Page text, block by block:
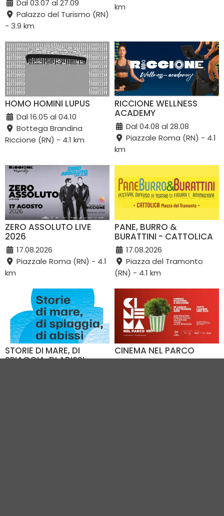
Dal 03.07 al 27.09
Palazzo del Turismo (RN)
- 3.9 km
km
HOMO HOMINI LUPUS
Dal 16.05 al 04.10
Bottega Brandina
Riccione (RN) - 4.1 km
RICCIONE WELLNESS
ACADEMY
Dal 04.08 al 28.08
Piazzale Roma (RN) - 4.1
km
ZERO ASSOLUTO LIVE
2026
17.08.2026
Piazzale Roma (RN) - 4.1
km
PANE, BURRO &
BURATTINI - CATTOLICA
17.08.2026
Piazza del Tramonto
(RN) - 4.1 km
STORIE DI MARE, DI
SPIAGGIA, DI ABISSI
CINEMA NEL PARCO